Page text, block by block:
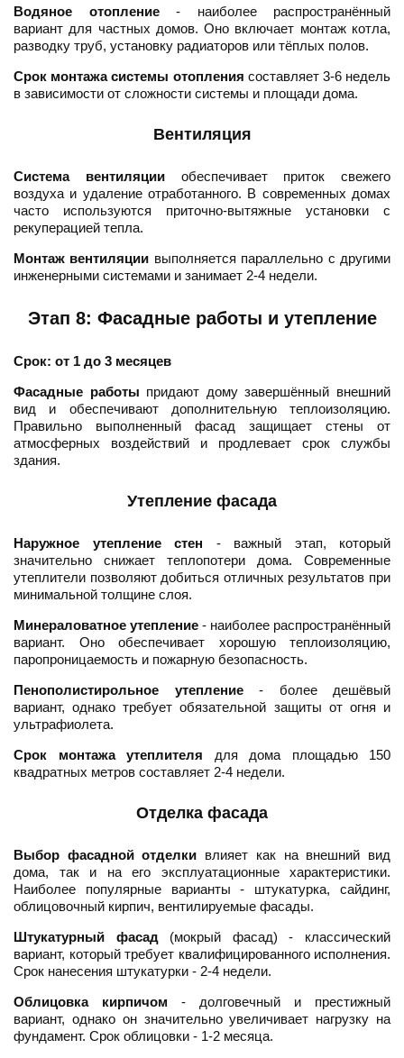
Водяное отопление- наиболее распространённый
вариант для частных домов. Оно включает монтаж котла,
разводку труб, установку радиаторов или тёплых полов.
Срок монтажа системы отопления составляет 3-6 недель
в зависимости от сложности системы и площади дома.
Вентиляция
Система вентиляцииобеспечивает приток свежего
воздуха и удаление отработанного. В современных домах
часто используются приточно-вытяжные установки с
рекуперацией тепла.
Монтаж вентиляции выполняется параллельно с другими
инженерными системами и занимает 2-4 недели.
Этап 8: Фасадные работы и утепление
Срок: от 1 до 3 месяцев
Фасадные работы придают дому завершённый внешний
вид и обеспечивают дополнительную теплоизоляцию.
Правильно выполненный фасад защищает стены от
атмосферных воздействий и продлевает срок службы
здания.
Утепление фасада
Наружное утепление стен - важный этап, который
значительно снижает теплопотери дома. Современные
утеплители позволяют добиться отличных результатов при
минимальной толщине слоя.
Минераловатное утепление - наиболее распространённый
вариант. Оно обеспечивает хорошую теплоизоляцию,
паропроницаемость и пожарную безопасность.
Пенополистирольное утепление- более дешёвый
вариант, однако требует обязательной защиты от огня и
ультрафиолета.
Срок монтажа утеплителя для дома площадью 150
квадратных метров составляет 2-4 недели.
Отделка фасада
Выбор фасадной отделки влияет как на внешний вид
дома, так и на его эксплуатационные характеристики.
Наиболее популярные варианты - штукатурка, сайдинг,
облицовочный кирпич, вентилируемые фасады.
Штукатурный фасад(мокрый фасад) - классический
вариант, который требует квалифицированного исполнения.
Срок нанесения штукатурки - 2-4 недели.
Облицовка кирпичом - долговечный и престижный
вариант, однако он значительно увеличивает нагрузку на
фундамент. Срок облицовки - 1-2 месяца.